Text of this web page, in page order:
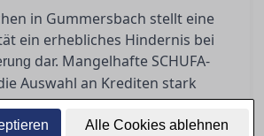
Alle Cookies ablehnen
in Gummersbach stellt eine
ein erhebliches Hindernis bei
dar. Mangelhafte SCHUFA-
Auswahl an Krediten stark
zu höheren Zinsen führen. In
wir Ihnen realistische